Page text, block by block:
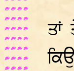
ਤਾਂ